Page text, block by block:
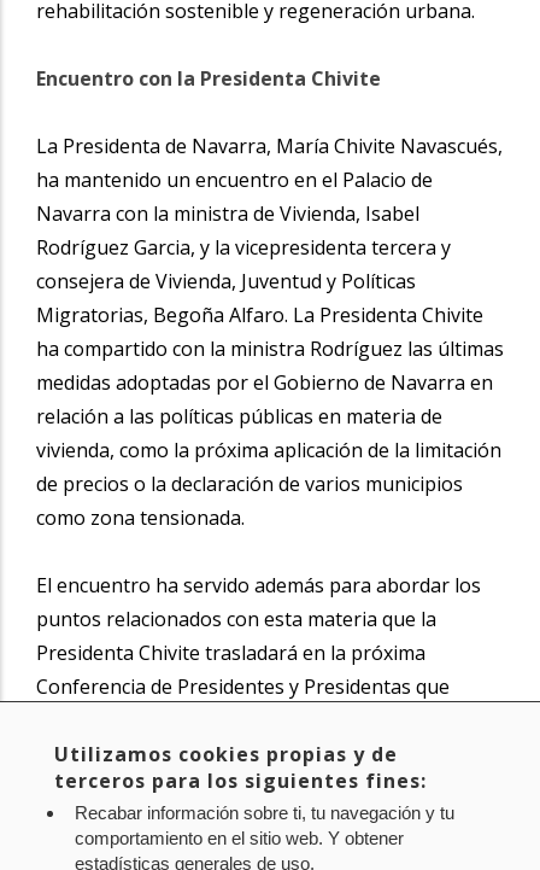
rehabilitación sostenible y regeneración urbana.
Encuentro con la Presidenta Chivite
La Presidenta de Navarra, María Chivite Navascués,
ha mantenido un encuentro en el Palacio de
Navarra con la ministra de Vivienda, Isabel
Rodríguez Garcia, y la vicepresidenta tercera y
consejera de Vivienda, Juventud y Políticas
Migratorias, Begoña Alfaro. La Presidenta Chivite
ha compartido con la ministra Rodríguez las últimas
medidas adoptadas por el Gobierno de Navarra en
relación a las políticas públicas en materia de
vivienda, como la próxima aplicación de la limitación
de precios o la declaración de varios municipios
como zona tensionada.
El encuentro ha servido además para abordar los
puntos relacionados con esta materia que la
Presidenta Chivite trasladará en la próxima
Conferencia de Presidentes y Presidentas que
el que, entre otros temas, se analizará el acceso a la
vivienda con precios asequibles.
Noticia original dewww.navarra.es
Utilizamos cookies propias y de
terceros para los siguientes fines:
Recabar información sobre ti, tu navegación y tu
comportamiento en el sitio web. Y obtener
estadísticas generales de uso.